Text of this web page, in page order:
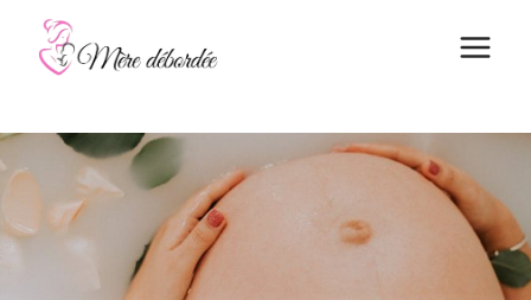
contenu